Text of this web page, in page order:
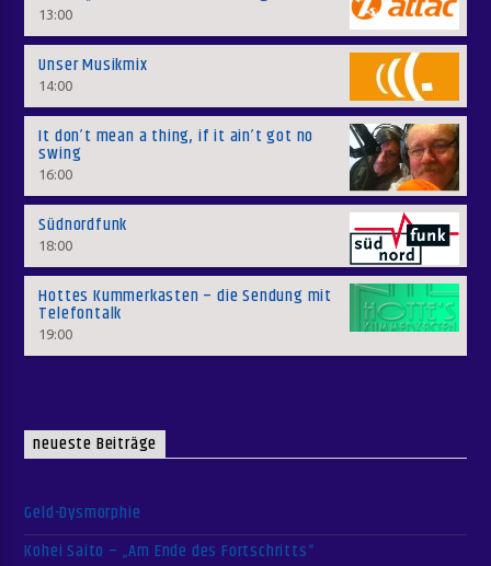
13:00
Unser Musikmix
14:00
It don’t mean a thing, if it ain’t got no
swing
16:00
Südnordfunk
18:00
Hottes Kummerkasten – die Sendung mit
Telefontalk
19:00
neueste Beiträge
Geld-Dysmorphie
Kohei Saito – „Am Ende des Fortschritts“